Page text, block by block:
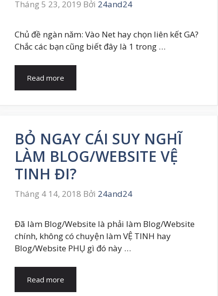
Tháng 5 23, 2019 Bởi 24and24
Chủ đề ngàn năm: Vào Net hay chọn liên kết GA?
Chắc các bạn cũng biết đây là 1 trong …
Read more
BỎ NGAY CÁI SUY NGHĨ
LÀM BLOG/WEBSITE VỆ
TINH ĐI?
Tháng 4 14, 2018 Bởi 24and24
Đã làm Blog/Website là phải làm Blog/Website
chính, không có chuyện làm VỆ TINH hay
Blog/Website PHỤ gì đó này …
Read more